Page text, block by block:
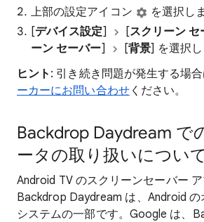
上部の設定アイコン
を選択し
[デバイス設定] [スクリーン セ
ーン セーバー] [背景] を選択し
ヒント : 引き続き問題が発生する場合
ーカーにお問い合わせください。
Backdrop Daydream で
ータの取り扱いについて
Android TV のスクリーンセーバー
Backdrop Daydream は、Android
システムの一部です。Google は、